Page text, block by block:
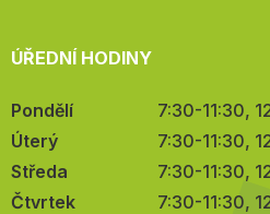
ÚŘEDNÍ HODINY
Pondělí
7:30-11:30,
Úterý
7:30-11:30,
Středa
7:30-11:30,
Čtvrtek
7:30-11:30,